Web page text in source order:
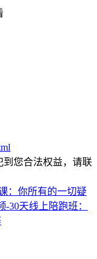
到您合法权益，请联
：你所有的一切疑
-30天线上陪跑班：